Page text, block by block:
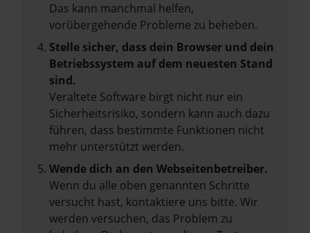
Das kann manchmal helfen,
vorübergehende Probleme zu beheben.
Stelle sicher, dass dein Browser und dein
Betriebssystem auf dem neuesten Stand
sind.
Veraltete Software birgt nicht nur ein
Sicherheitsrisiko, sondern kann auch dazu
führen, dass bestimmte Funktionen nicht
mehr unterstützt werden.
Wende dich an den Webseitenbetreiber.
Wenn du alle oben genannten Schritte
versucht hast, kontaktiere uns bitte. Wir
werden versuchen, das Problem zu